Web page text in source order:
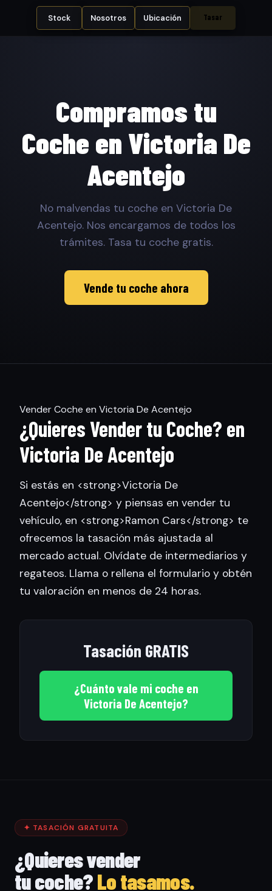
Stock Nosotros Ubicación Tasar
Compramos tu
Coche en Victoria De
Acentejo
No malvendas tu coche en Victoria De
Acentejo. Nos encargamos de todos los
trámites. Tasa tu coche gratis.
Vende tu coche ahora
Vender Coche en Victoria De Acentejo
¿Quieres Vender tu Coche? en
Victoria De Acentejo
Si estás en <strong>Victoria De
Acentejo</strong> y piensas en vender tu
vehículo, en <strong>Ramon Cars</strong> te
ofrecemos la tasación más ajustada al
mercado actual. Olvídate de intermediarios y
regateos. Llama o rellena el formulario y obtén
tu valoración en menos de 24 horas.
Tasación GRATIS
¿Cuánto vale mi coche en
Victoria De Acentejo?
✦ TASACIÓN GRATUITA
¿Quieres vender
tu coche?Lo tasamos.